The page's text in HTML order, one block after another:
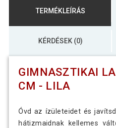
TERMÉKLEÍRÁS
KÉRDÉSEK (0)
GIMNASZTIKAI
CM - LILA
Óvd az ízületeidet és
hátizmaidnak kellemes